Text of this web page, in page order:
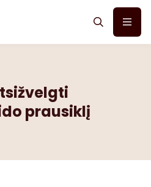
prausiklį